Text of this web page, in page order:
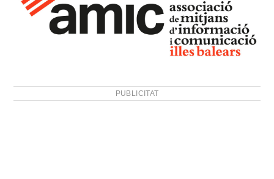
PUBLICITAT